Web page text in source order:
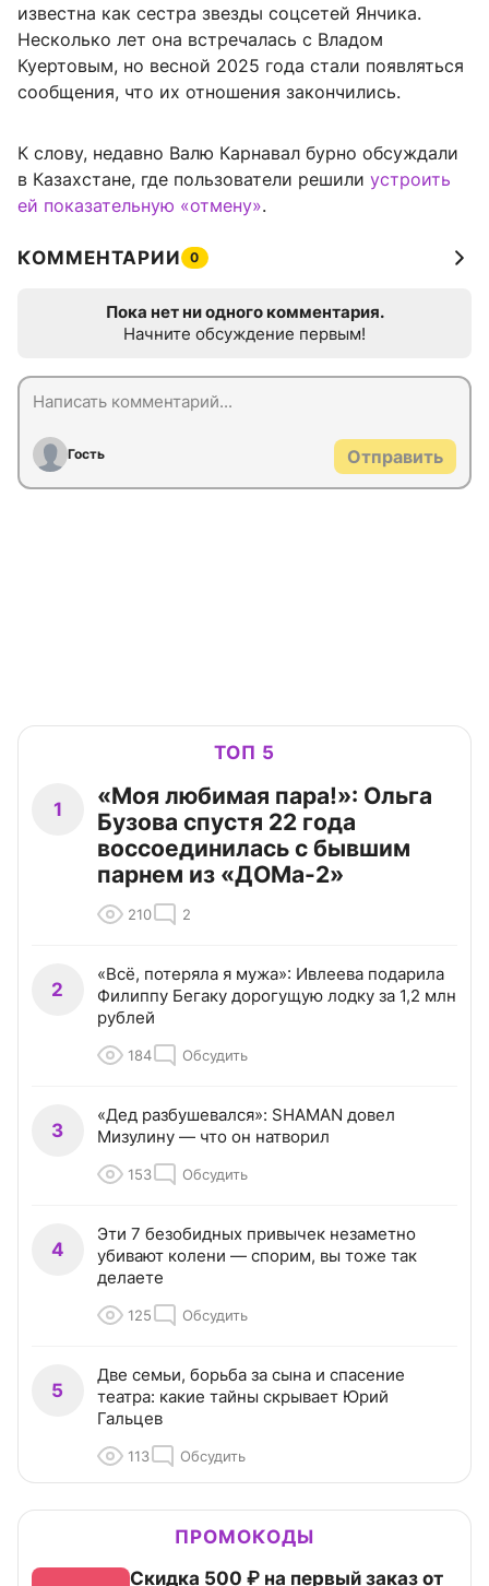
известна как сестра звезды соцсетей Янчика.
Несколько лет она встречалась с Владом
Куертовым, но весной 2025 года стали появляться
сообщения, что их отношения закончились.
К слову, недавно Валю Карнавал бурно обсуждали
в Казахстане, где пользователи решили устроить
ей показательную «отмену».
КОММЕНТАРИИ 0
Пока нет ни одного комментария.
Начните обсуждение первым!
Гость Отправить
ТОП 5
1
«Моя любимая пара!»: Ольга
Бузова спустя 22 года
воссоединилась с бывшим
парнем из «ДОМа-2»
210 2
2
«Всё, потеряла я мужа»: Ивлеева подарила
Филиппу Бегаку дорогущую лодку за 1,2 млн
рублей
184 Обсудить
3
«Дед разбушевался»: SHAMAN довел
Мизулину — что он натворил
153 Обсудить
4
Эти 7 безобидных привычек незаметно
убивают колени — спорим, вы тоже так
делаете
125 Обсудить
5
Две семьи, борьба за сына и спасение
театра: какие тайны скрывает Юрий
Гальцев
113 Обсудить
ПРОМОКОДЫ
Скидка 500 ₽ на первый заказ от